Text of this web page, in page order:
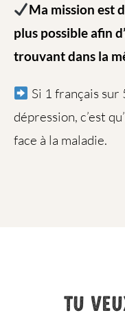
Ma mission est
plus possible afin
trouvant dans la
Si 1 français sur
dépression, c’est
face à la maladie.
Tu